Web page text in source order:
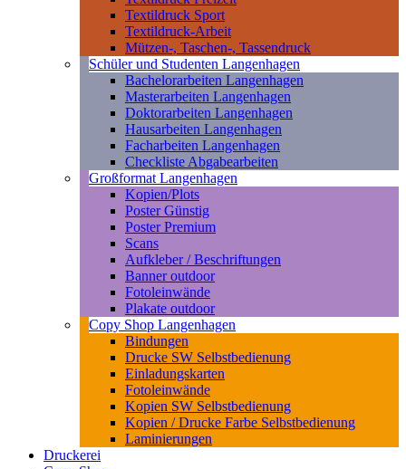
Textildruck Sport
Textildruck-Arbeit
Mützen-, Taschen-, Tassendruck
Schüler und Studenten Langenhagen
Bachelorarbeiten Langenhagen
Masterarbeiten Langenhagen
Doktorarbeiten Langenhagen
Hausarbeiten Langenhagen
Facharbeiten Langenhagen
Checkliste Abgabearbeiten
Großformat Langenhagen
Kopien/Plots
Poster Günstig
Poster Premium
Scans
Aufkleber / Beschriftungen
Banner outdoor
Fotoleinwände
Plakate outdoor
Copy Shop Langenhagen
Bindungen
Drucke SW Selbstbedienung
Einladungskarten
Fotoleinwände
Kopien SW Selbstbedienung
Kopien / Drucke Farbe Selbstbedienung
Laminierungen
Druckerei